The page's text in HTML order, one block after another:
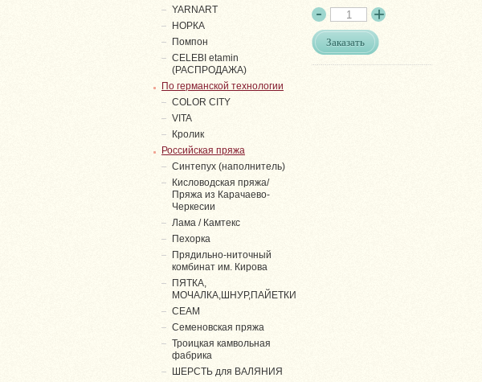
Заказать
YARNART
НОРКА
Помпон
СELEBI etamin
(РАСПРОДАЖА)
По германской технологии
COLOR CITY
VITA
Кролик
Российская пряжа
Синтепух (наполнитель)
Кисловодская пряжа/
Пряжа из Карачаево-
Черкесии
Лама / Камтекс
Пехорка
Прядильно-ниточный
комбинат им. Кирова
ПЯТКА,
МОЧАЛКА,ШНУР,ПАЙЕТКИ
СЕАМ
Семеновская пряжа
Троицкая камвольная
фабрика
ШЕРСТЬ для ВАЛЯНИЯ